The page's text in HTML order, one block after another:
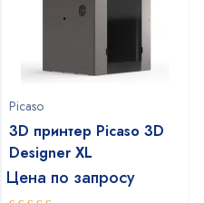
Picaso
3D принтер Picaso 3D
Designer XL
Цена по запросу